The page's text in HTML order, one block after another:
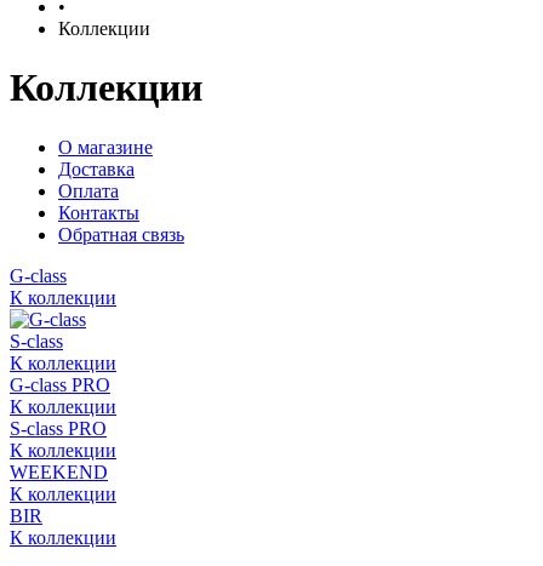
•
Коллекции
Коллекции
О магазине
Доставка
Оплата
Контакты
Обратная связь
G-class
К коллекции
S-class
К коллекции
G-class PRO
К коллекции
S-class PRO
К коллекции
WEEKEND
К коллекции
BIR
К коллекции